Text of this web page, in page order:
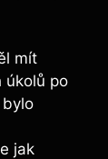
mít
úkolů po
jak